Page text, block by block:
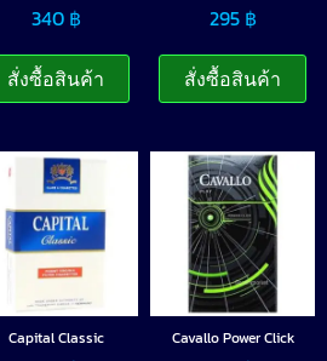
340 ฿
สั่งซื้อสินค้า
295 ฿
สั่งซื้อสินค้า
Capital Classic Cavallo Power Click